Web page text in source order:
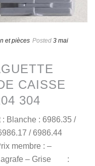
et pièces Posted 3 mai
CAISSE
304
Blanche : 6986.35 /
/ 6986.44
membre : –
agrafe – Grise :